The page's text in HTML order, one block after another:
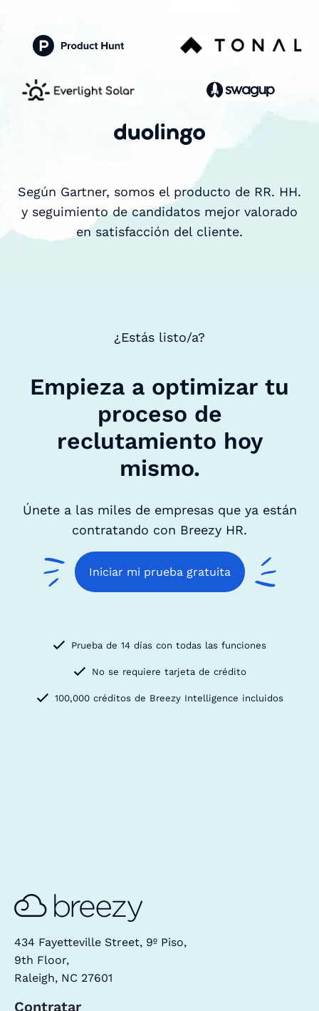
Según Gartner, somos el producto de RR. HH.
y seguimiento de candidatos mejor valorado
en satisfacción del cliente.
¿Estás listo/a?
Empieza a optimizar tu
proceso de
reclutamiento hoy
mismo.
Únete a las miles de empresas que ya están
contratando con Breezy HR.
Iniciar mi prueba gratuita
Prueba de 14 días con todas las funciones
No se requiere tarjeta de crédito
100,000 créditos de Breezy Intelligence incluidos
434 Fayetteville Street, 9º Piso,
9th Floor,
Raleigh, NC 27601
Contratar